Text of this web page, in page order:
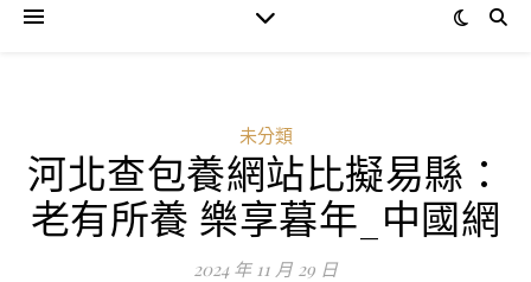
未分類
河北查包養網站比擬易縣：
老有所養 樂享暮年_中國網
2024 年 11 月 29 日